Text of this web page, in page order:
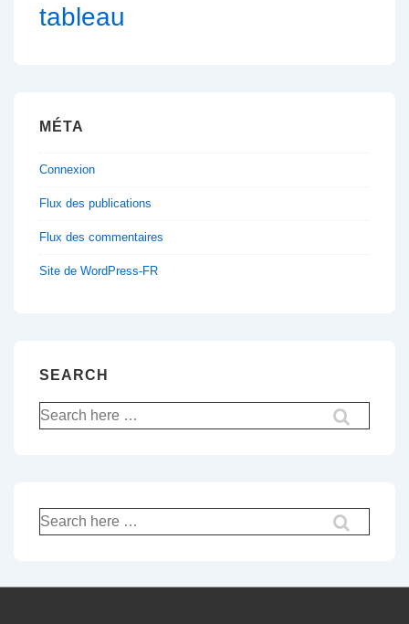
tableau
MÉTA
Connexion
Flux des publications
Flux des commentaires
Site de WordPress-FR
SEARCH
Recherche
pour:
Recherche
pour: